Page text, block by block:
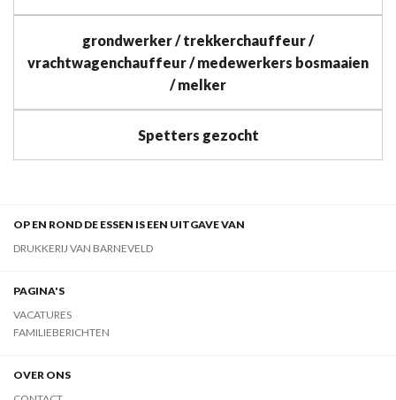
grondwerker / trekkerchauffeur /
vrachtwagenchauffeur / medewerkers bosmaaien
/ melker
Spetters gezocht
OP EN ROND DE ESSEN IS EEN UITGAVE VAN
DRUKKERIJ VAN BARNEVELD
PAGINA'S
VACATURES
FAMILIEBERICHTEN
OVER ONS